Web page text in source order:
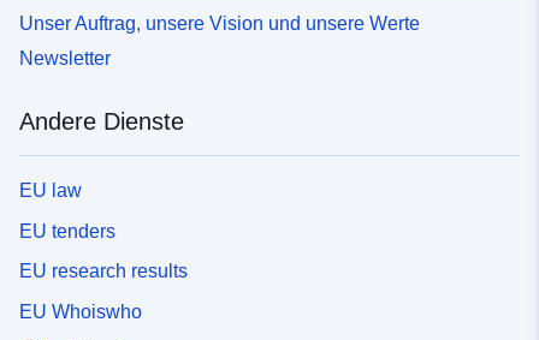
Unser Auftrag, unsere Vision und unsere Werte
Newsletter
Andere Dienste
EU law
EU tenders
EU research results
EU Whoiswho